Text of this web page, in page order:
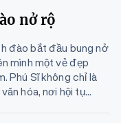
nở rộ
đào bắt đầu bung nở
mình một vẻ đẹp
Phú Sĩ không chỉ là
hóa, nơi hội tụ...